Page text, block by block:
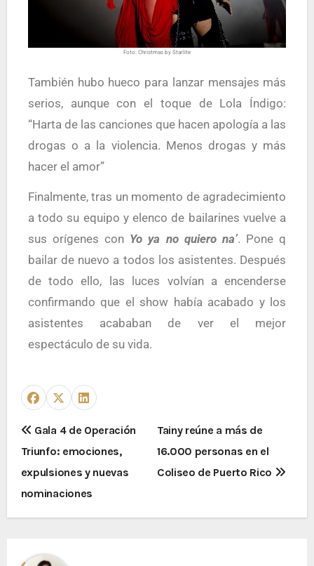
Foto: Christmas by Starlite
También hubo hueco para lanzar mensajes más
serios, aunque con el toque de Lola Índigo:
“Harta de las canciones que hacen apología a las
drogas o a la violencia. Menos drogas y más
hacer el amor”
Finalmente, tras un momento de agradecimiento
a todo su equipo y elenco de bailarines vuelve a
sus orígenes con Yo ya no quiero na’. Pone q
bailar de nuevo a todos los asistentes. Después
de todo ello, las luces volvían a encenderse
confirmando que el show había acabado y los
asistentes acababan de ver el mejor
espectáculo de su vida.
Gala 4 de Operación
Triunfo: emociones,
expulsiones y nuevas
nominaciones
Tainy reúne a más de
16.000 personas en el
Coliseo de Puerto Rico